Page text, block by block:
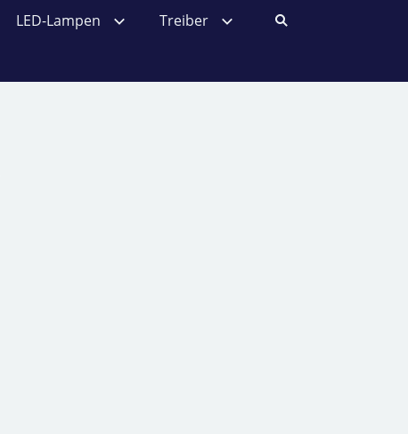
LED-Lampen Treiber